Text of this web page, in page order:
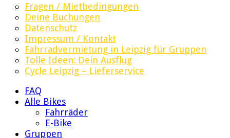
Fragen / Mietbedingungen
Deine Buchungen
Datenschutz
Impressum / Kontakt
Fahrradvermietung in Leipzig für Gruppen
Tolle Ideen: Dein Ausflug
Cycle Leipzig – Lieferservice
FAQ
Alle Bikes
Fahrräder
E-Bike
Gruppen